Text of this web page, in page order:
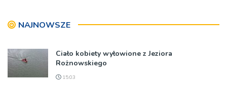
NAJNOWSZE
Ciało kobiety wyłowione z Jeziora
Rożnowskiego
15:03